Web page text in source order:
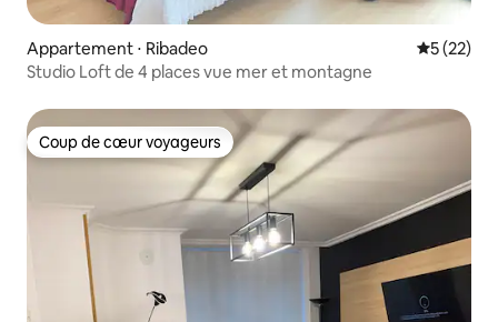
Appartement ⋅ Ribadeo
5 (22)
Studio Loft de 4 places vue mer et montagne
Coup de cœur voyageurs
Coup de cœur voyageurs